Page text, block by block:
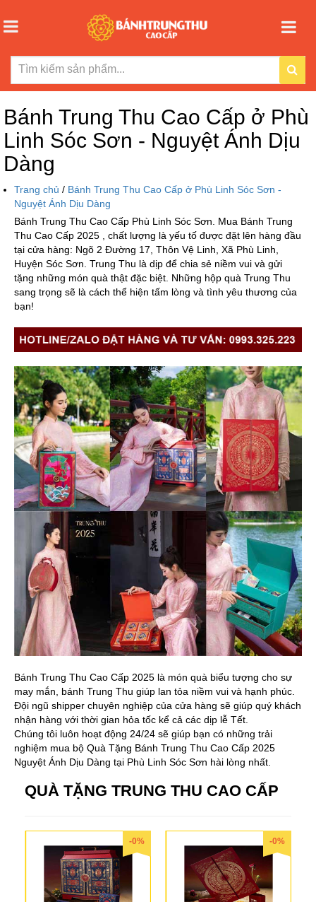
Bánh Trung Thu Cao Cấp ở Phù
Linh Sóc Sơn - Nguyệt Ánh Dịu
Dàng
Trang chủ / Bánh Trung Thu Cao Cấp ở Phù Linh Sóc Sơn -
Nguyệt Ánh Dịu Dàng
Bánh Trung Thu Cao Cấp Phù Linh Sóc Sơn. Mua Bánh Trung
Thu Cao Cấp 2025 , chất lượng là yếu tố được đặt lên hàng đầu
tại cửa hàng: Ngõ 2 Đường 17, Thôn Vệ Linh, Xã Phù Linh,
Huyện Sóc Sơn. Trung Thu là dịp để chia sẻ niềm vui và gửi
tặng những món quà thật đặc biệt. Những hộp quà Trung Thu
sang trọng sẽ là cách thể hiện tấm lòng và tình yêu thương của
bạn!
Bánh Trung Thu Cao Cấp 2025 là món quà biểu tượng cho sự
may mắn, bánh Trung Thu giúp lan tỏa niềm vui và hạnh phúc.
Đội ngũ shipper chuyên nghiệp của cửa hàng sẽ giúp quý khách
nhận hàng với thời gian hỏa tốc kể cả các dịp lễ Tết.
Chúng tôi luôn hoạt động 24/24 sẽ giúp bạn có những trải
nghiệm mua bộ Quà Tặng Bánh Trung Thu Cao Cấp 2025
Nguyệt Ánh Dịu Dàng tại Phù Linh Sóc Sơn hài lòng nhất.
QUÀ TẶNG TRUNG THU CAO CẤP
-0% -0%